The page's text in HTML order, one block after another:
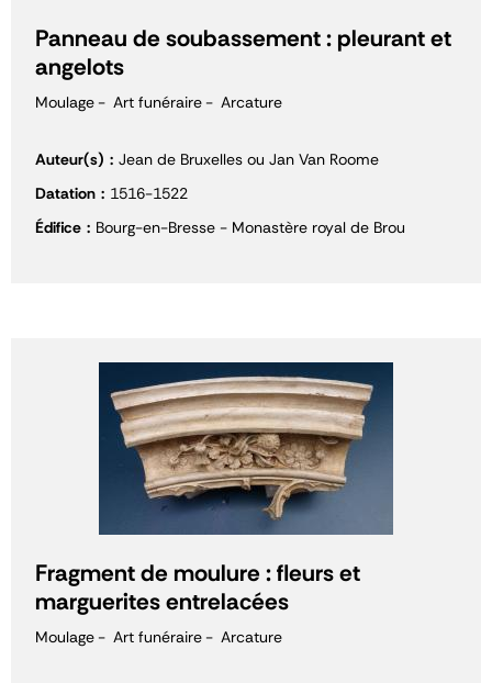
Panneau de soubassement : pleurant et
angelots
Moulage Art funéraire Arcature
Auteur(s)
Jean de Bruxelles ou Jan Van Roome
Datation
1516-1522
Édifice
Bourg-en-Bresse - Monastère royal de Brou
Fragment de moulure : fleurs et
marguerites entrelacées
Moulage Art funéraire Arcature